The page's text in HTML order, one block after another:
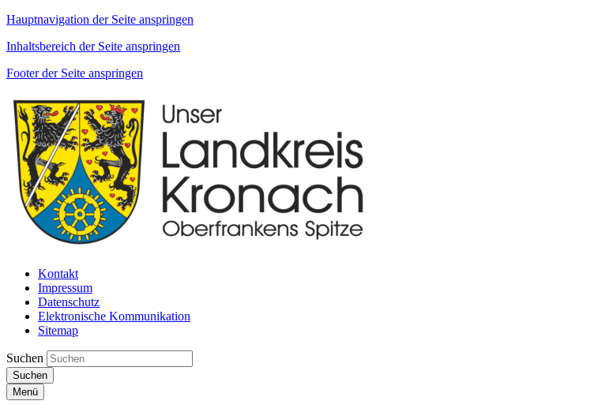
Hauptnavigation der Seite anspringen
Inhaltsbereich der Seite anspringen
Footer der Seite anspringen
Kontakt
Impressum
Datenschutz
Elektronische Kommunikation
Sitemap
Suchen
Suchen
Menü